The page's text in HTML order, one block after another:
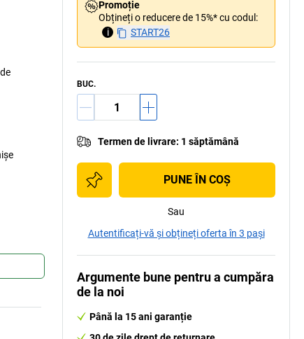
Promoție
Obțineți o reducere de 15%* cu codul:
i
START26
BUC.
Termen de livrare: 1 săptămână
PUNE ÎN COŞ
Sau
Autentificați-vă și obțineți oferta în 3 pași
Argumente bune pentru a cumpăra
de la noi
Până la 15 ani garanție